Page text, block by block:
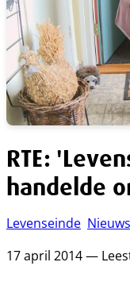
RTE:
handelde
Levenseinde Nieuws
17 april 2014 —